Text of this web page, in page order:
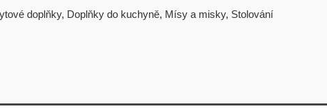
doplňky, Doplňky do kuchyně, Mísy a misky, Stolování